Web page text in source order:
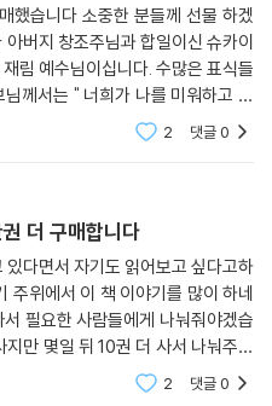
했습니다 소중한 분들께 선물 하겠
버지 창조주님과 합일이신 슈카이
림 예수님이십니다. 수많은 표식들
께서는 " 너희가 나를 미워하고 싫
기 때문이다. 내가 이 땅에 속했다
2 댓글0
더 구매합니다
다면서 자기도 읽어보고 싶다고하
주위에서 이 책 이야기를 많이 하네
필요한 사람들에게 나눠줘야겠습
만 몇일 뒤 10권 더 사서 나눠주려
2 댓글0